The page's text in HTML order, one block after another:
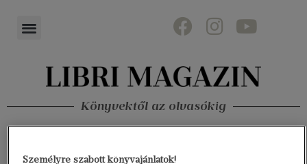
Könyvektől az olvasókig
Személyre szabott könyvajánlatok!